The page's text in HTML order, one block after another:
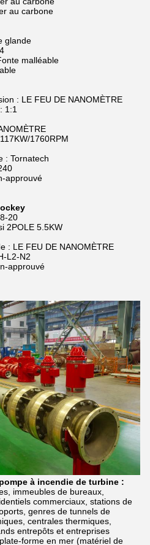
au carbone
malléable
: LE FEU DE NANOMÈTRE
1:1
1760RPM
Tornatech
20
5.5KW
FEU DE NANOMÈTRE
N2
approuvé
à incendie de turbine :
immeubles de bureaux,
commerciaux, stations de
genres de tunnels de
centrales thermiques,
entrepôts et entreprises
forme en mer (matériel de